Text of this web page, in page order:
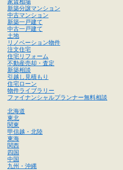
家賃相場
新築分譲マンション
中古マンション
新築一戸建て
中古一戸建て
土地
リノベーション物件
注文住宅
住宅リフォーム
不動産売却・査定
新築相談
引越し見積もり
住宅ローン
物件ライブラリー
ファイナンシャルプランナー無料相談
北海道
東北
関東
甲信越・北陸
東海
関西
四国
中国
九州・沖縄